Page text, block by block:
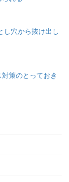
し穴から抜け出し
策のとっておき